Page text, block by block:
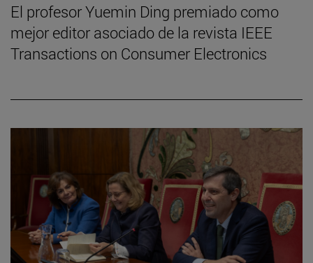
El profesor Yuemin Ding premiado como
mejor editor asociado de la revista IEEE
Transactions on Consumer Electronics